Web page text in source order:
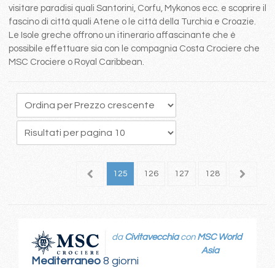
visitare paradisi quali Santorini, Corfu, Mykonos ecc. e scoprire il
fascino di città quali Atene o le città della Turchia e Croazie.
Le Isole greche offrono un itinerario affascinante che è
possibile effettuare sia con le compagnia Costa Crociere che
MSC Crociere o Royal Caribbean.
124 125 126 127 128 129
Mediterraneo8 giorni
da Civitavecchiacon MSC World
Asia